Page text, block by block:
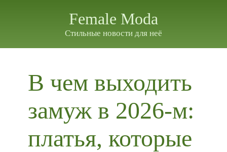
Female Moda
Стильные новости для неё
В чем выходить
замуж в 2026-м:
платья, которые